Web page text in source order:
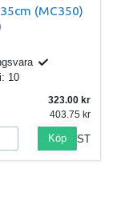
(MC350)
10
323.00
403.75
Köp ST